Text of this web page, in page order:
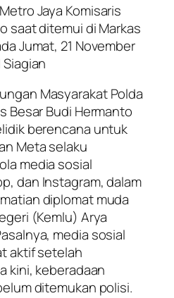
Jaya Komisaris
saat ditemui di Markas
Jumat, 21 November
Masyarakat Polda
Besar Budi Hermanto
berencana untuk
Meta selaku
media sosial
dan Instagram, dalam
diplomat muda
(Kemlu) Arya
media sosial
aktif setelah
kini, keberadaan
ditemukan polisi.